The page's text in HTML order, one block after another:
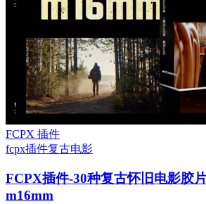
FCPX 插件
fcpx插件复古电影
FCPX插件-30种复古怀旧电影胶
m16mm